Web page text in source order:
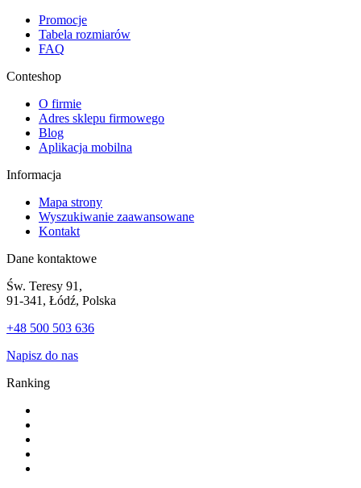
Promocje
Tabela rozmiarów
FAQ
Conteshop
O firmie
Adres sklepu firmowego
Blog
Aplikacja mobilna
Informacja
Mapa strony
Wyszukiwanie zaawansowane
Kontakt
Dane kontaktowe
Św. Teresy 91,
91-341, Łódź, Polska
+48 500 503 636
Napisz do nas
Ranking